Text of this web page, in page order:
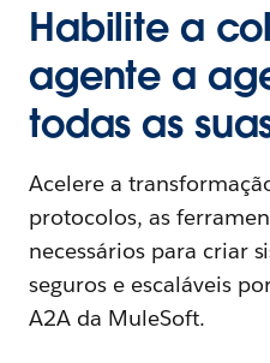
Habilite a
agente a
todas as
Acelere a
protocolos, as
necessários para criar
seguros e escaláveis
A2A da MuleSoft.